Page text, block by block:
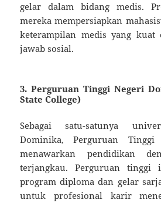
gelar dalam bidang medis.
mereka mempersiapkan
keterampilan medis yang kuat
jawab sosial.
3.Perguruan Tinggi Negeri
State College)
Sebagai satu-satunya
Dominika, Perguruan
menawarkan pendidikan
terjangkau. Perguruan tinggi
program diploma dan gelar
untuk profesional karir